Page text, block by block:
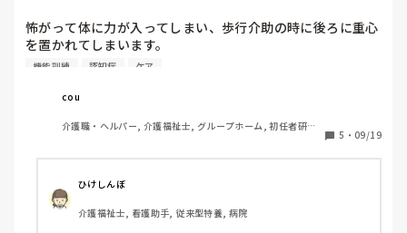
こんだけ気温高めなら
リアル梅もそろそろかしら(￣▽￣;)
#レクリエーション介護士  #北九州  #クラフト  #塗り絵  #
怖がって体に力が入ってしまい、歩行介助の時に後ろに重心
を置かれてしまいます。
足も前に出にくくてすり足になってしまい、途中でいきなり
を立て、怖い怖いと言ってこちらの話も聞いてくれません。
認知症もかなり進んでいるので、右とか左とかもよく分かっ
ていませんし、パニックになるのでやたらに声かけもできま
せん。
機能訓練 認知症 ケア
cou
介護職・ヘルパー, 介護福祉士, グループホーム, 初任者研修,
5 ・ 09/19
ひけしんぼ
介護福祉士, 看護助手, 従来型特養, 病院